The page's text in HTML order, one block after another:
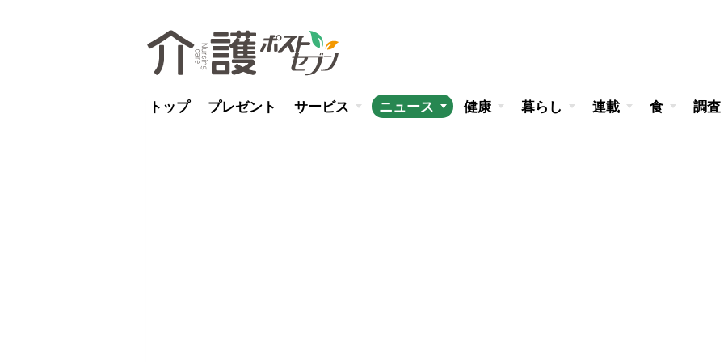
トップ プレゼント サービス ニュース 健康 暮らし 連載 食 調査